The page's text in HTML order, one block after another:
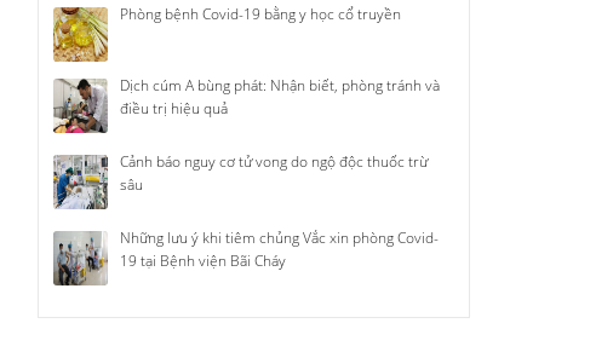
Phòng bệnh Covid-19 bằng y học cổ truyền
Dịch cúm A bùng phát: Nhận biết, phòng tránh và
điều trị hiệu quả
Cảnh báo nguy cơ tử vong do ngộ độc thuốc trừ
sâu
Những lưu ý khi tiêm chủng Vắc xin phòng Covid-
19 tại Bệnh viện Bãi Cháy